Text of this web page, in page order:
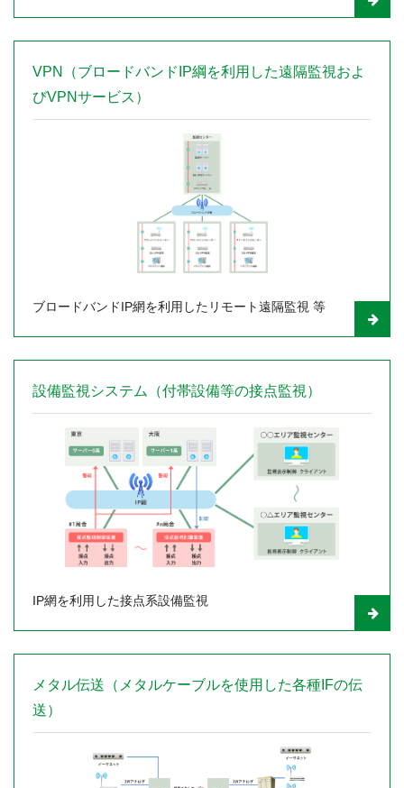
VPN（ブロードバンドIP綱を利用した遠隔監視およ
びVPNサービス）
ブロードバンドIP網を利用したリモート遠隔監視 等
設備監視システム（付帯設備等の接点監視）
IP網を利用した接点系設備監視
メタル伝送（メタルケーブルを使用した各種IFの伝
送）